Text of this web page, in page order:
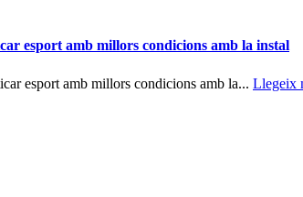
esport amb millors condicions amb la instal
amb millors condicions amb la... Llegeix